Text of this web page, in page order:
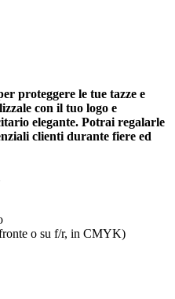
proteggere le tue tazze e
con il tuo logo e
elegante. Potrai regalarle
clienti durante fiere ed
o su f/r, in CMYK)